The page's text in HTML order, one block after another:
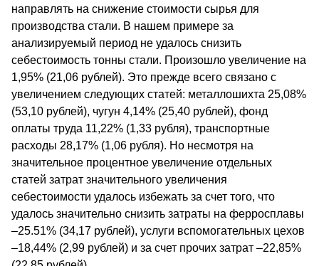
направлять на снижение стоимости сырья для
производства стали. В нашем примере за
анализируемый период не удалось снизить
себестоимость тонны стали. Произошло увеличение на
1,95% (21,06 рублей). Это прежде всего связано с
увеличением следующих статей: металлошихта 25,08%
(53,10 рублей), чугун 4,14% (25,40 рублей), фонд
оплаты труда 11,22% (1,33 рубля), транспортные
расходы 28,17% (1,06 рубля). Но несмотря на
значительное процентное увеличение отдельных
статей затрат значительного увеличения
себестоимости удалось избежать за счет того, что
удалось значительно снизить затраты на ферросплавы
–25.51% (34,17 рублей), услуги вспомогательных цехов
–18,44% (2,99 рублей) и за счет прочих затрат –22,85%